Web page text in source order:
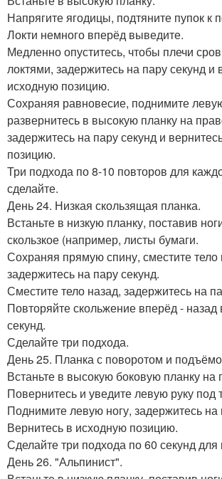
Напрягите ягодицы, подтяните пупок к
Локти немного вперёд выведите.
Медленно опуститесь, чтобы плечи
локтями, задержитесь на пару секунд и
исходную позицию.
Сохраняя равновесие, поднимите
развернитесь в высокую планку на
задержитесь на пару секунд и
позицию.
Три подхода по 8-10 повторов для
сделайте.
День 24. Низкая скользящая планка.
Встаньте в низкую планку, поставив
скользкое (например, листы бумаги.
Сохраняя прямую спину, сместите тело
задержитесь на пару секунд.
Сместите тело назад, задержитесь на
Повторяйте скольжение вперёд - назад
секунд.
Сделайте три подхода.
День 25. Планка с поворотом и
Встаньте в высокую боковую планку на
Повернитесь и уведите левую руку под
Поднимите левую ногу, задержитесь на
Вернитесь в исходную позицию.
Сделайте три подхода по 60 секунд
День 26. "Альпинист".